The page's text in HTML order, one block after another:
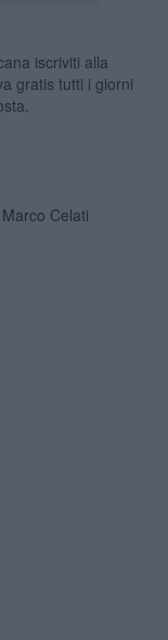
iscriviti alla
gratis tutti i giorni
Celati